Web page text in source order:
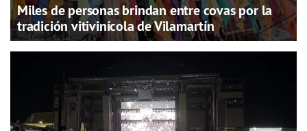
Miles de personas brindan entre covas por la
tradición vitivinícola de Vilamartín